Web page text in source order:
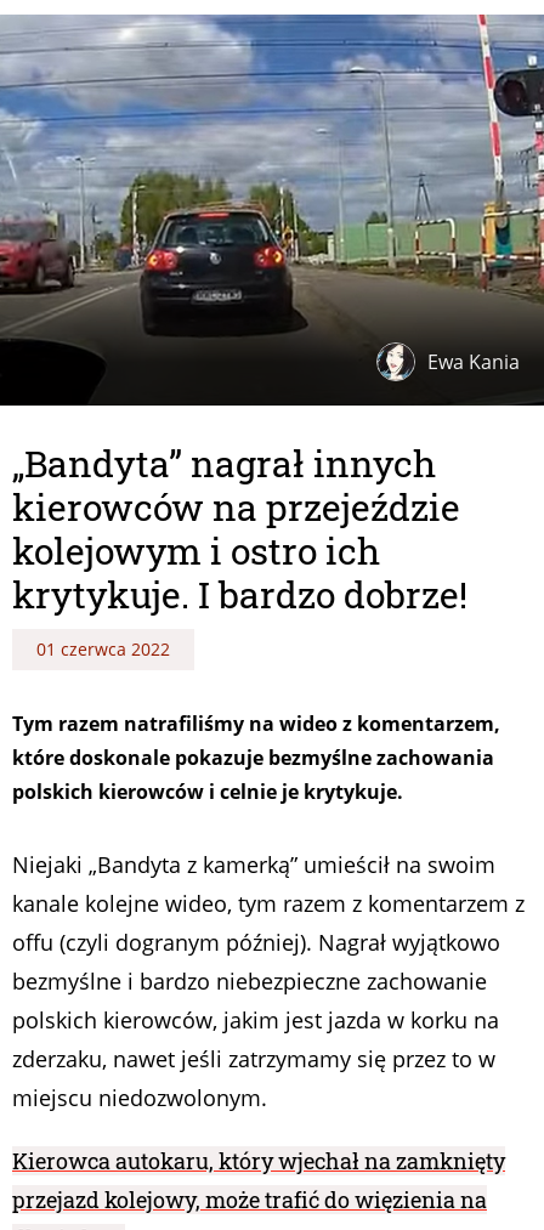
Ewa Kania
„Bandyta” nagrał innych
kierowców na przejeździe
kolejowym i ostro ich
krytykuje. I bardzo dobrze!
01 czerwca 2022
Tym razem natrafiliśmy na wideo z komentarzem,
które doskonale pokazuje bezmyślne zachowania
polskich kierowców i celnie je krytykuje.
Niejaki „Bandyta z kamerką” umieścił na swoim
kanale kolejne wideo, tym razem z komentarzem z
offu (czyli dogranym później). Nagrał wyjątkowo
bezmyślne i bardzo niebezpieczne zachowanie
polskich kierowców, jakim jest jazda w korku na
zderzaku, nawet jeśli zatrzymamy się przez to w
miejscu niedozwolonym.
Kierowca autokaru, który wjechał na zamknięty
przejazd kolejowy, może trafić do więzienia na